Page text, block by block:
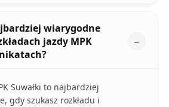
wiarygodne
jazdy MPK
Suwałki to najbardziej
gdy szukasz rozkładu i